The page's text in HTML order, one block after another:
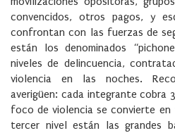
convencidos, otros pagos, y
confrontan con las fuerzas de
están los denominados
niveles de delincuencia,
violencia en las noches.
averigüen: cada integrante cobra
foco de violencia se convierte
tercer nivel están las grandes